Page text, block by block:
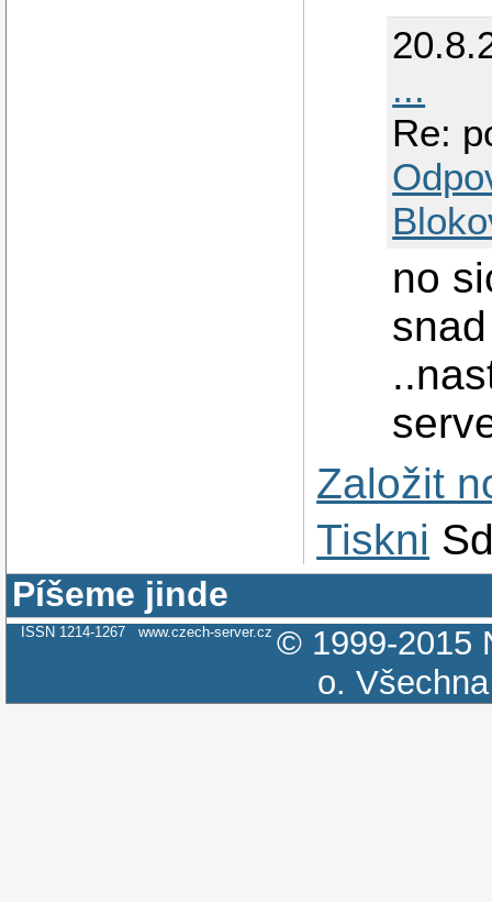
...
Re:
no
Založit
Tiskni
Píšeme jinde
ISSN 1214-1267 www.czech-server.cz © 1999-2015
o.